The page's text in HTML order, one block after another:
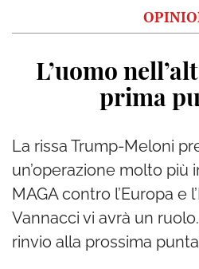
L’uomo
prima
La rissa Trump-Meloni
un’operazione molto più
MAGA contro l’Europa e
Vannacci vi avrà un
rinvio alla prossima